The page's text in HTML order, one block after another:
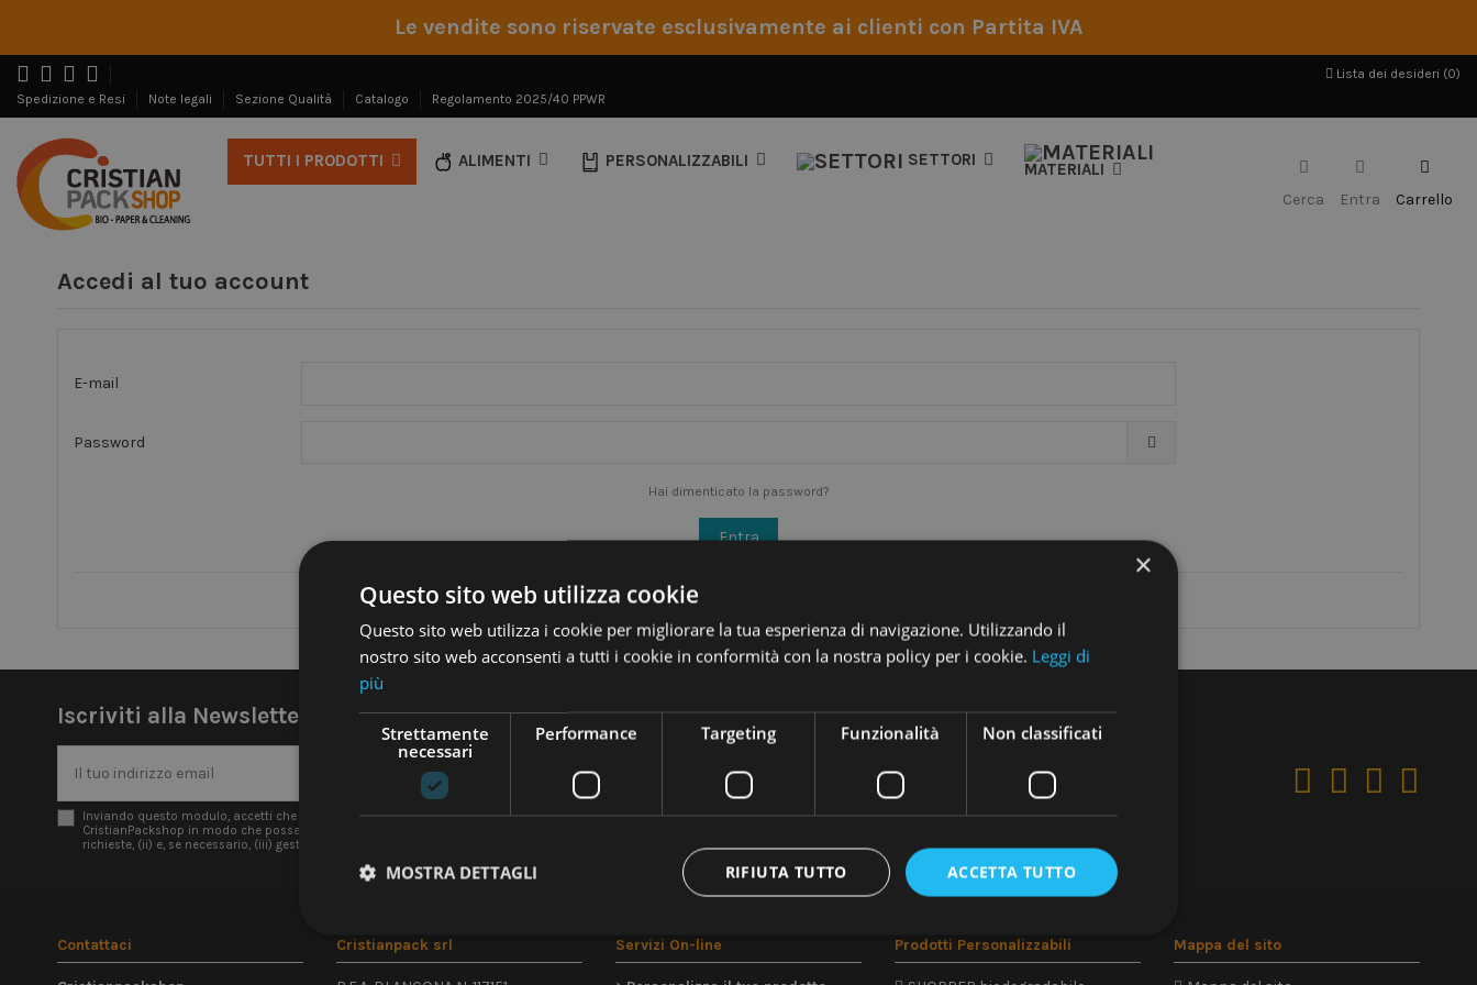
Le vendite sono riservate esclusivamente ai clienti con Partita IVA
Spedizione e Resi Note legali Sezione Qualità Catalogo Regolamento 2025/40 PPWR
Lista dei desideri (0)
TUTTI I PRODOTTI ALIMENTI PERSONALIZZABILI SETTORI
MATERIALI
Cerca Entra Carrello
Accedi al tuo account
E-mail
Password
Hai dimenticato la password?
Entra
Non hai ancora un account? Creane ora qui uno
Iscriviti alla Newsletter
Inviando questo modulo, accetti che i dati inviati siano usati da
CristianPackshop in modo che possa (i) dare seguito alle tue
richieste, (ii) e, se necessario, (iii) gestire il rapporto contrattuale.
Contattaci Cristianpack srl Servizi On-line Prodotti Personalizzabili Mappa del sito
×
Questo sito web utilizza cookie
Questo sito web utilizza i cookie per migliorare la tua esperienza di navigazione. Utilizzando il
nostro sito web acconsenti a tutti i cookie in conformità con la nostra policy per i cookie. Leggi di
più
Strettamente
necessari
Performance Targeting Funzionalità Non classificati
ACCETTA TUTTO
RIFIUTA TUTTO
MOSTRA DETTAGLI